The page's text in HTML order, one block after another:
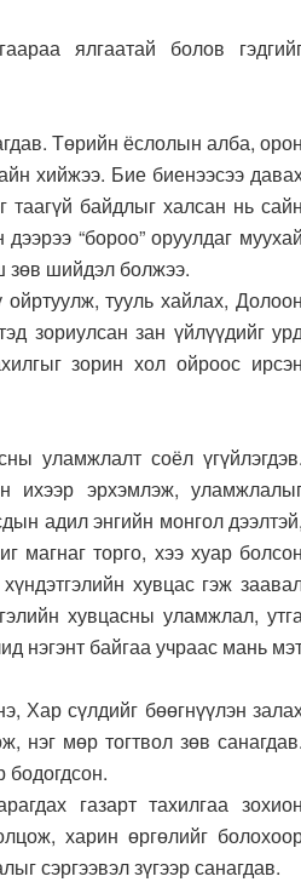
ялгаатай болов
Төрийн ёслолын алба, орон
хийжээ. Бие биенээсээ
байдлыг халсан нь сайн
“бороо” оруулдаг муухай
зөв шийдэл болжээ.
тууль хайлах, Долоон
зориулсан зан үйлүүдийг
зорин хол ойроос ирсэн
уламжлалт соёл үгүйлэгдэв.
ихээр эрхэмлэж,
адил энгийн монгол дээлтэй,
магнаг торго, хээ хуар болсон
хувцас гэж
хувцасны уламжлал,
нэгэнт байгаа учраас мань
Хар сүлдийг бөөгнүүлэн
нэг мөр тогтвол зөв санагдав.
бодогдсон.
газарт тахилгаа зохион
харин өргөлийг
сэргээвэл зүгээр санагдав.